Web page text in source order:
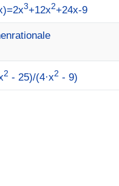
3+12x2+24x-9
2 - 25)/(4·x2 - 9)